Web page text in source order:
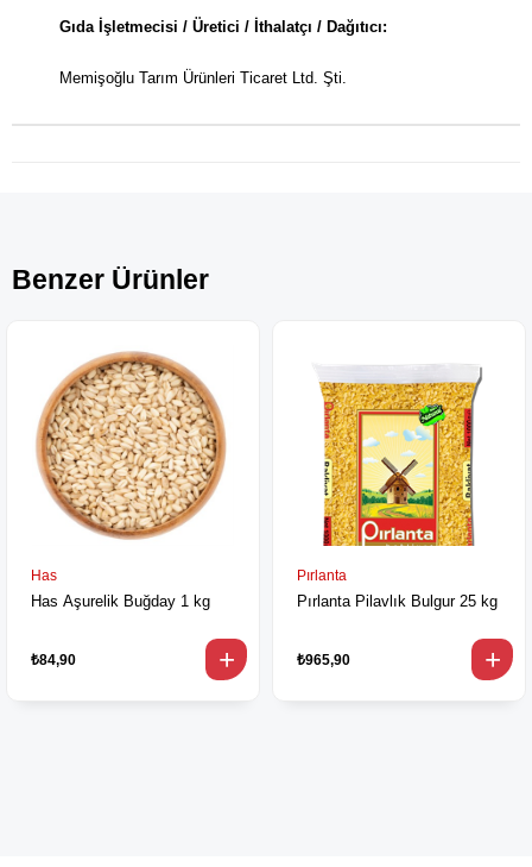
Gıda İşletmecisi / Üretici / İthalatçı / Dağıtıcı:
Memişoğlu Tarım Ürünleri Ticaret Ltd. Şti.
Benzer Ürünler
Has
Has Aşurelik Buğday 1 kg
₺84,90
Pırlanta
Pırlanta Pilavlık Bulgur 25 kg
₺965,90